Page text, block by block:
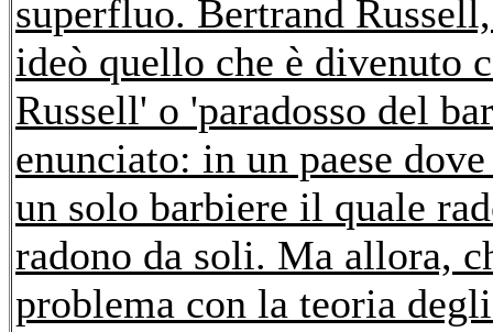
superfluo. Bertrand
ideò quello che è divenuto
Russell' o 'paradosso del
enunciato: in un paese
un solo barbiere il quale
radono da soli. Ma allora,
problema con la teoria